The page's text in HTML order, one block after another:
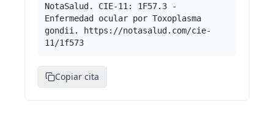
NotaSalud. CIE-11: 1F57.3 -
Enfermedad ocular por Toxoplasma
gondii. https://notasalud.com/cie-
11/1f573
Copiar cita